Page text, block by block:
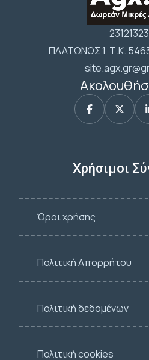
ΠΛΑΤΩΝΟΣ 1 Τ.Κ.
Χρήσιμοι
Όροι χρήσης
Πολιτική Απορρήτου
Πολιτική δεδομένων
Πολιτική cookies